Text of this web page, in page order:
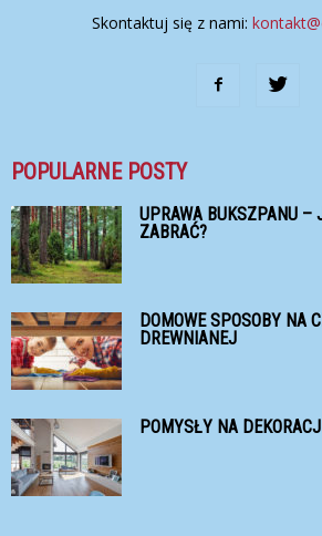
Skontaktuj się z nami:
POPULARNE POSTY
UPRAWA BUKSZPANU –
ZABRAĆ?
DOMOWE SPOSOBY NA
DREWNIANEJ
POMYSŁY NA